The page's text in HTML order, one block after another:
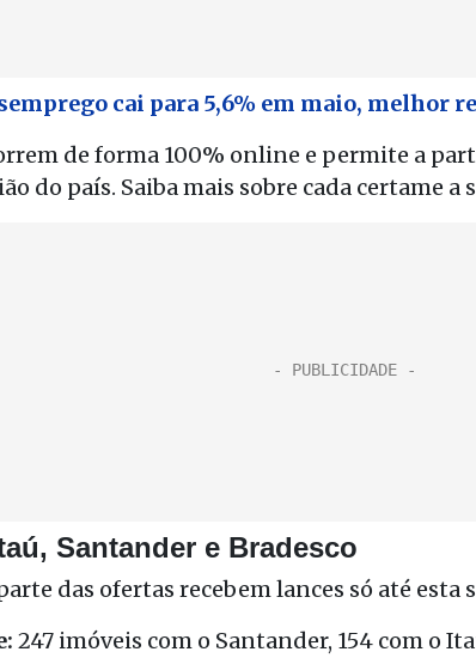
cai para 5,6% em maio, melhor
de forma 100% online e permite a
do país. Saiba mais sobre cada certame a
Santander e Bradesco
das ofertas recebem lances só até esta
247 imóveis com o Santander, 154 com o